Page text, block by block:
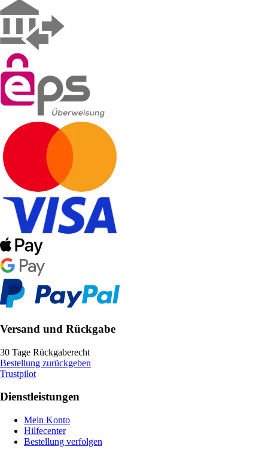
Versand und Rückgabe
30 Tage Rückgaberecht
Bestellung zurückgeben
Trustpilot
Dienstleistungen
Mein Konto
Hilfecenter
Bestellung verfolgen